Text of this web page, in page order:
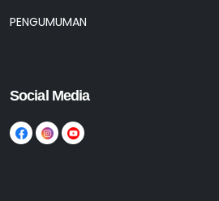
PENGUMUMAN
Social Media